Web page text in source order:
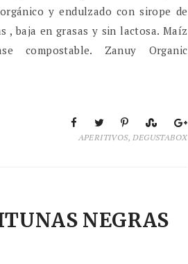
y endulzado con sirope de
, baja en grasas y sin lactosa. Maíz
compostable. Zanuy Organic
APERITIVOS,DEGUSTABOX
NEGRAS